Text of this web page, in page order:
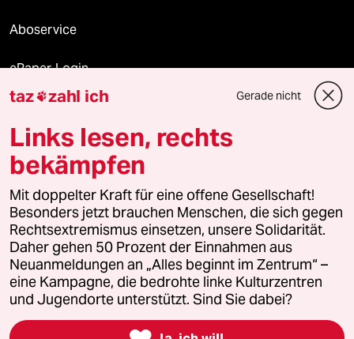
Aboservice
ePaper Login
Downloads für Abonnierende
© 2026 taz Verlags und Vertriebs GmbH
Alle Rechte vorbehalten. Bei rechtlichen Fragen oder für Genehmigungen
wenden Sie sich bitte an
lizenzen@taz.de
Feedback Redaktionsstatut Kommune-Richtlinien
Leitlinie Informant Datenschutz Impressum AGB
Seitenwende Einwilligungen widerrufen (Ads)
taz zahl ich Gerade nicht
Links lesen, rechts
bekämpfen
Mit doppelter Kraft für eine offene Gesellschaft!
Besonders jetzt brauchen Menschen, die sich gegen
Rechtsextremismus einsetzen, unsere Solidarität.
Daher gehen 50 Prozent der Einnahmen aus
Neuanmeldungen an „Alles beginnt im Zentrum“ –
eine Kampagne, die bedrohte linke Kulturzentren
und Jugendorte unterstützt. Sind Sie dabei?